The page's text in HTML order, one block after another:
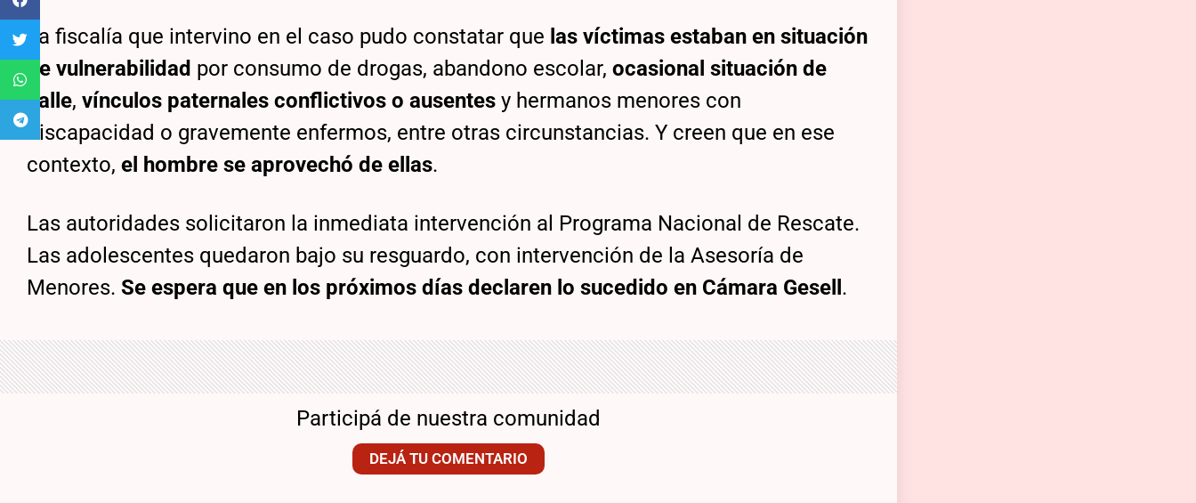
La fiscalía que intervino en el caso pudo constatar que las víctimas estaban en situación
de vulnerabilidad por consumo de drogas, abandono escolar, ocasional situación de
calle,vínculos paternales conflictivos o ausentes y hermanos menores con
discapacidad o gravemente enfermos, entre otras circunstancias. Y creen que en ese
contexto,el hombre se aprovechó de ellas.
Las autoridades solicitaron la inmediata intervención al Programa Nacional de Rescate.
Las adolescentes quedaron bajo su resguardo, con intervención de la Asesoría de
Menores.Se espera que en los próximos días declaren lo sucedido en Cámara Gesell .
Participá de nuestra comunidad
DEJÁ TU COMENTARIO